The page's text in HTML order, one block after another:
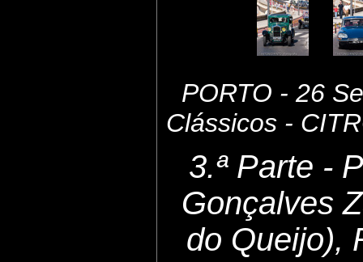
PORTO - 26
Clássicos -
3.ª Parte -
Gonçalves
do Queijo),